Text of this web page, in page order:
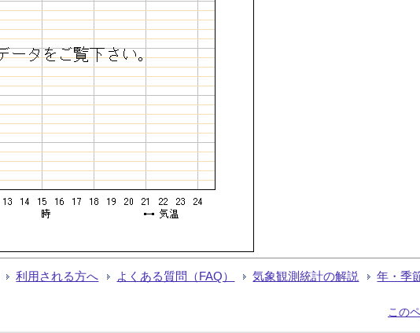
利用される方へ よくある質問（FAQ） 気象観測統計の解説 年・季
この